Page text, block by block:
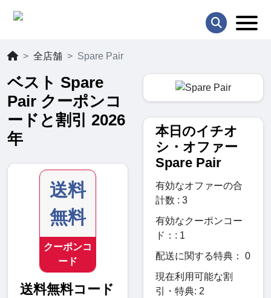
全店舗 Spare Pair
ベスト Spare
Pair クーポンコ
ードと割引 2026
年
送料
無料
クーポンコ
ード
送料無料コード
本日のイチオ
シ・オファー
Spare Pair
有効なオファーの合
計数 : 3
有効なクーポンコー
ド：: 1
配送に関する特典： 0
現在利用可能な割
引・特典: 2